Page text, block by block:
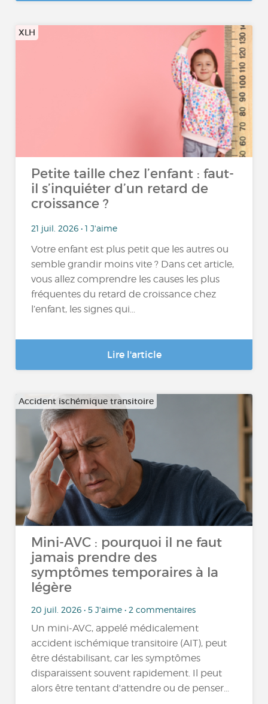
XLH
Petite taille chez l’enfant : faut-
il s’inquiéter d’un retard de
croissance ?
21 juil. 2026 • 1 J'aime
Votre enfant est plus petit que les autres ou
semble grandir moins vite ? Dans cet article,
vous allez comprendre les causes les plus
fréquentes du retard de croissance chez
l’enfant, les signes qui...
Lire l'article
Accident ischémique transitoire
Mini-AVC : pourquoi il ne faut
jamais prendre des
symptômes temporaires à la
légère
20 juil. 2026 • 5 J'aime • 2 commentaires
Un mini-AVC, appelé médicalement
accident ischémique transitoire (AIT), peut
être déstabilisant, car les symptômes
disparaissent souvent rapidement. Il peut
alors être tentant d'attendre ou de penser...